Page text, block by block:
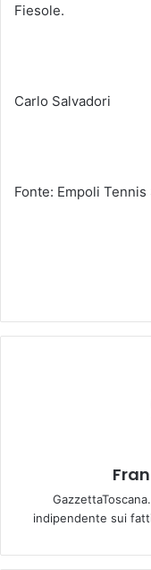
Fiesole.
Carlo Salvadori
Fonte: Empoli Tennis
indipendente sui